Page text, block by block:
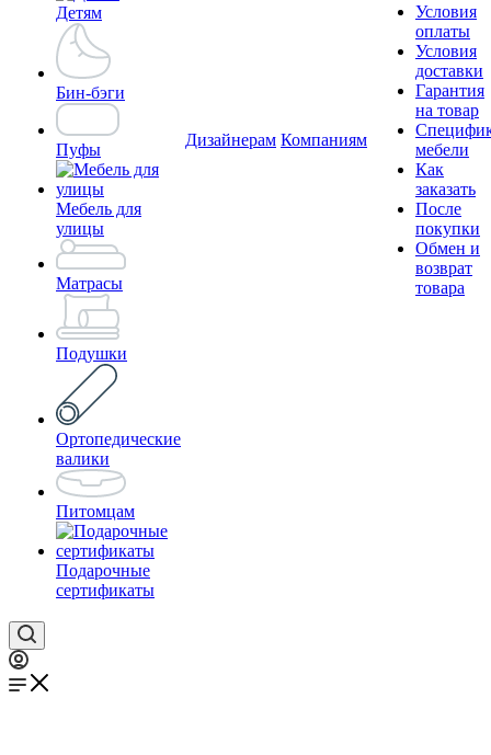
Детям
Бин-бэги
Пуфы
Мебель для
улицы
Матрасы
Подушки
Ортопедические
валики
Питомцам
Подарочные
сертификаты
Дизайнерам Компаниям
Условия
оплаты
Условия
доставки
Гарантия
на товар
мебели
Как
заказать
После
покупки
Обмен и
возврат
товара